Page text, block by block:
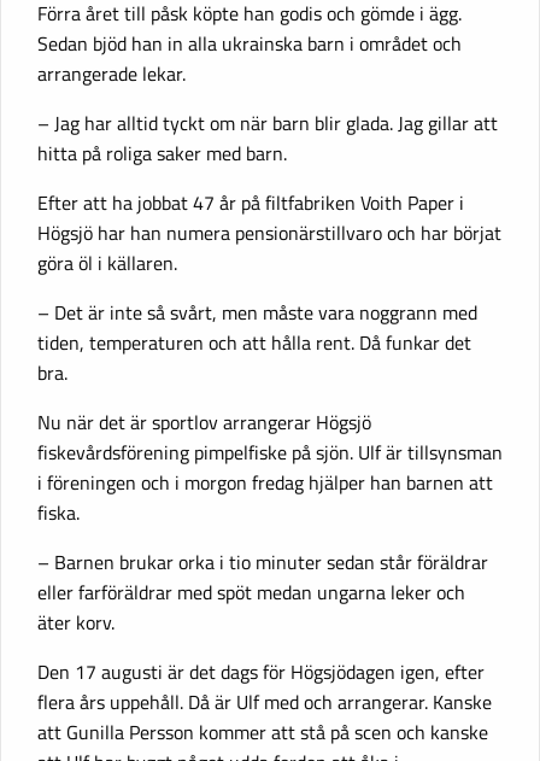
Förra året till påsk köpte han godis och gömde i ägg.
Sedan bjöd han in alla ukrainska barn i området och
arrangerade lekar.
– Jag har alltid tyckt om när barn blir glada. Jag gillar att
hitta på roliga saker med barn.
Efter att ha jobbat 47 år på filtfabriken Voith Paper i
Högsjö har han numera pensionärstillvaro och har börjat
göra öl i källaren.
– Det är inte så svårt, men måste vara noggrann med
tiden, temperaturen och att hålla rent. Då funkar det
bra.
Nu när det är sportlov arrangerar Högsjö
fiskevårdsförening pimpelfiske på sjön. Ulf är tillsynsman
i föreningen och i morgon fredag hjälper han barnen att
fiska.
– Barnen brukar orka i tio minuter sedan står föräldrar
eller farföräldrar med spöt medan ungarna leker och
äter korv.
Den 17 augusti är det dags för Högsjödagen igen, efter
flera års uppehåll. Då är Ulf med och arrangerar. Kanske
att Gunilla Persson kommer att stå på scen och kanske